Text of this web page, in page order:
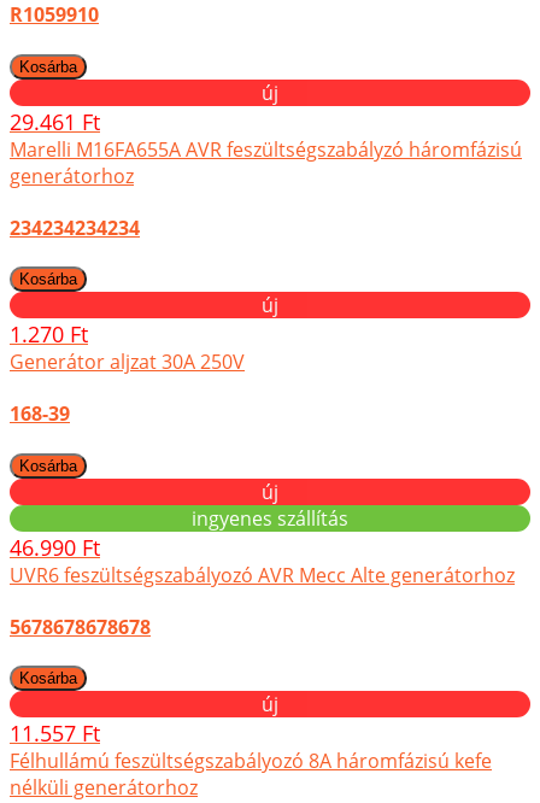
R1059910
új
29.461 Ft
Marelli M16FA655A AVR feszültségszabályzó háromfázisú
generátorhoz
234234234234
új
1.270 Ft
Generátor aljzat 30A 250V
168-39
új
ingyenes szállítás
46.990 Ft
UVR6 feszültségszabályozó AVR Mecc Alte generátorhoz
5678678678678
új
11.557 Ft
Félhullámú feszültségszabályozó 8A háromfázisú kefe
nélküli generátorhoz